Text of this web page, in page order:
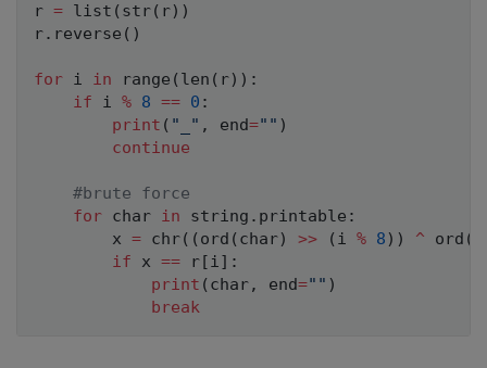
r = list ( str( r) )
r. reverse ( )
for i in range ( len ( r) ) :
if i % 8 == 0 :
print ( "_" , end="" )
continue
#brute force
for char in string . printable :
		x
= chr( ( ord ( char) >> ( i % 8 ) ) ^ ord (
if x == r [i] :
print ( char, end="" )
break